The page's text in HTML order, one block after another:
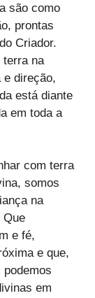
são como
prontas
Criador.
terra na
e direção,
está diante
em toda a
com terra
somos
na
Que
e fé,
e que,
em